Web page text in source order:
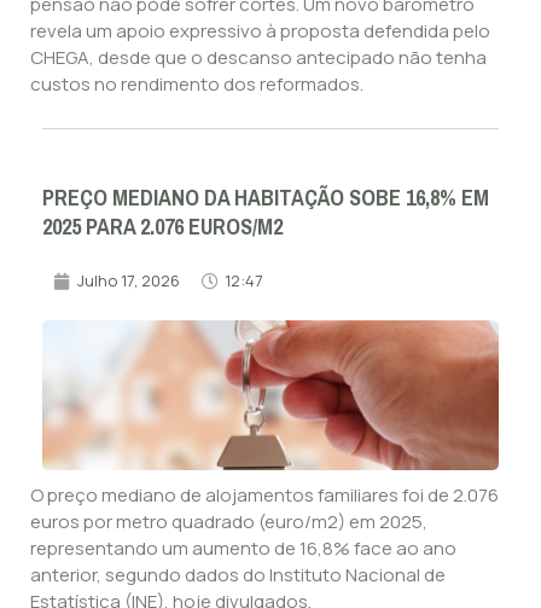
revela um apoio expressivo à proposta defendida pelo
CHEGA, desde que o descanso antecipado não tenha
custos no rendimento dos reformados.
PREÇO MEDIANO DA HABITAÇÃO SOBE 16,8% EM
2025 PARA 2.076 EUROS/M2
Julho 17, 2026 12:47
O preço mediano de alojamentos familiares foi de 2.076
euros por metro quadrado (euro/m2) em 2025,
representando um aumento de 16,8% face ao ano
anterior, segundo dados do Instituto Nacional de
Estatística (INE), hoje divulgados.